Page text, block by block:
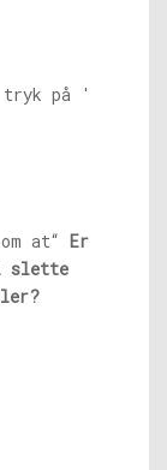
tryk på '
at“ Er
slette